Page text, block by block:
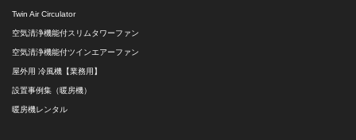
Twin Air Circulator
空気清浄機能付スリムタワーファン
空気清浄機能付ツインエアーファン
屋外用 冷風機【業務用】
設置事例集（暖房機）
暖房機レンタル